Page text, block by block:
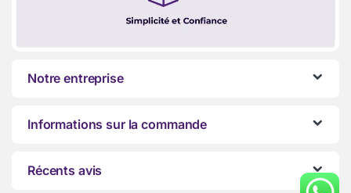
Notre entreprise
Informations sur la commande
Récents avis